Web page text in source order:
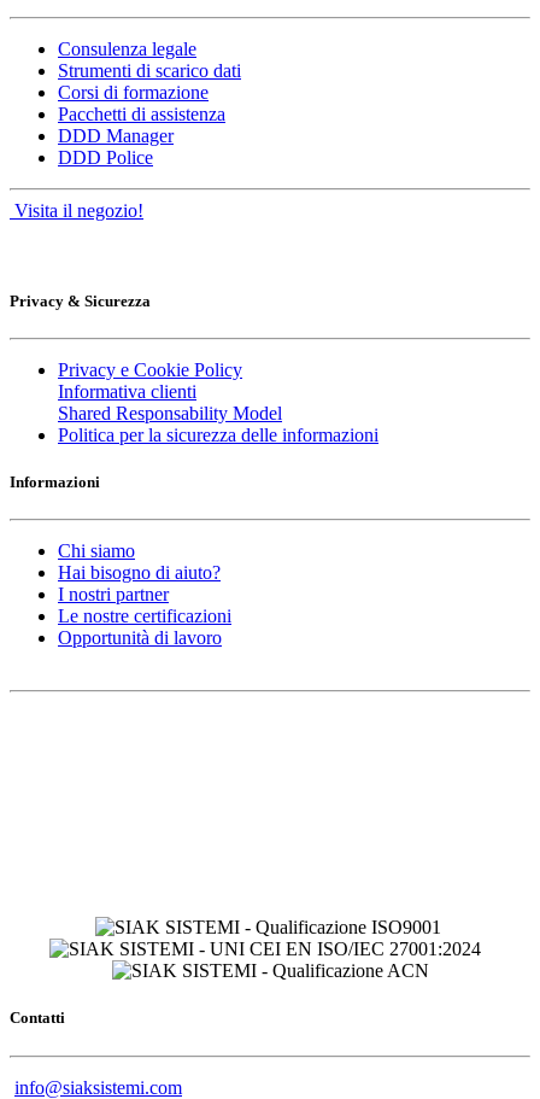
Consulenza legale
Strumenti di scarico dati
Corsi di formazione
Pacchetti di assistenza
DDD Manager
DDD Police
Visita il negozio!
Privacy & Sicurezza
Privacy e Cookie Policy
Informativa clienti
Shared Responsability Model
Politica per la sicurezza delle informazioni
Informazioni
Chi siamo
Hai bisogno di aiuto?
I nostri partner
Le nostre certificazioni
Opportunità di lavoro
Contatti
info@siaksistemi.com